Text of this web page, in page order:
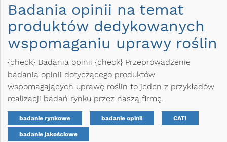
Badania opinii na temat
produktów dedykowanych
wspomaganiu uprawy roślin
{check} Badania opinii {check} Przeprowadzenie
badania opinii dotyczącego produktów
wspomagających uprawę roślin to jeden z przykładów
realizacji badań rynku przez naszą firmę.
badanie rynkowe badanie opinii CATI
badanie jakościowe